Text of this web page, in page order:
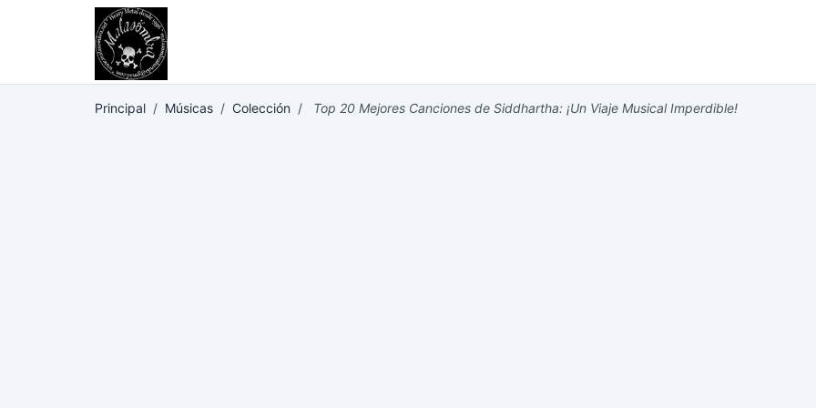
Principal / Músicas / Colección / Top 20 Mejores Canciones de Siddhartha: ¡Un Viaje Musical Imperdible!